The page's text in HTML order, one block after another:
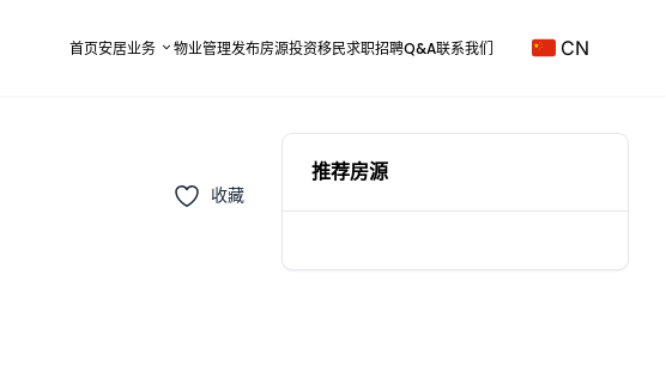
首页安居业务 物业管理发布房源投资移民求职招聘Q&A联系我们 CN
收藏
推荐房源